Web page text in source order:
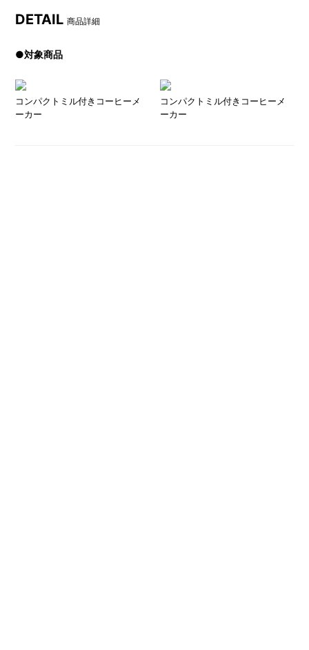
DETAIL商品詳細
●対象商品
コンパクトミル付きコーヒーメ
ーカー
コンパクトミル付きコーヒーメ
ーカー